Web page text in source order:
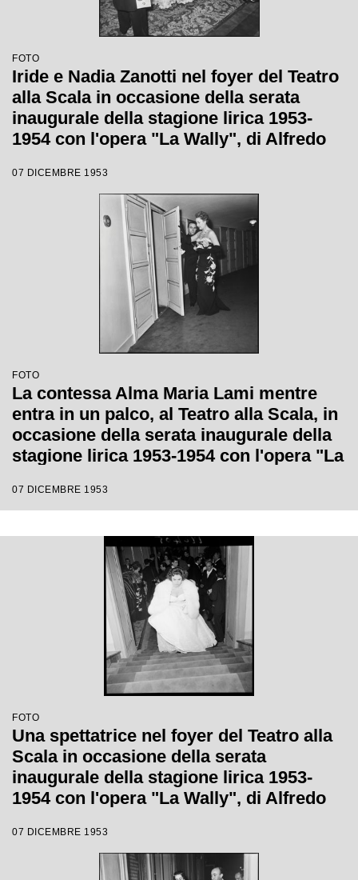
FOTO
Iride e Nadia Zanotti nel foyer del Teatro
alla Scala in occasione della serata
inaugurale della stagione lirica 1953-
1954 con l'opera "La Wally", di Alfredo
con la regia di Tatiana Pavlova
07 DICEMBRE 1953
FOTO
La contessa Alma Maria Lami mentre
entra in un palco, al Teatro alla Scala, in
occasione della serata inaugurale della
stagione lirica 1953-1954 con l'opera "La
Carlo Maria Giulini, con la regia di
07 DICEMBRE 1953
FOTO
Una spettatrice nel foyer del Teatro alla
Scala in occasione della serata
inaugurale della stagione lirica 1953-
1954 con l'opera "La Wally", di Alfredo
con la regia di Tatiana Pavlova
07 DICEMBRE 1953